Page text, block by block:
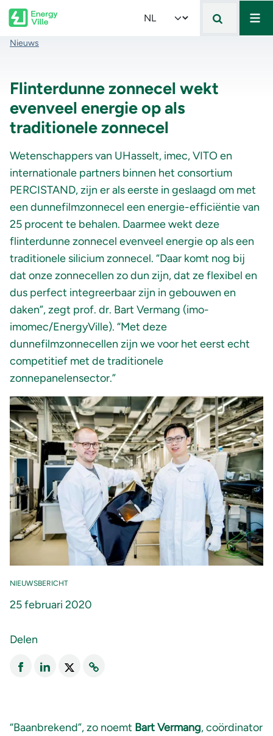
Skip to main content
Select your language
Kruimelpad
Nieuws
Flinterdunne zonnecel wekt
evenveel energie op als
traditionele zonnecel
Wetenschappers van UHasselt, imec, VITO en
internationale partners binnen het consortium
PERCISTAND, zijn er als eerste in geslaagd om met
een dunnefilmzonnecel een energie-efficiëntie van
25 procent te behalen. Daarmee wekt deze
flinterdunne zonnecel evenveel energie op als een
traditionele silicium zonnecel. “Daar komt nog bij
dat onze zonnecellen zo dun zijn, dat ze flexibel en
dus perfect integreerbaar zijn in gebouwen en
daken”, zegt prof. dr. Bart Vermang (imo-
imomec/EnergyVille). “Met deze
dunnefilmzonnecellen zijn we voor het eerst echt
competitief met de traditionele
zonnepanelensector.”
NIEUWSBERICHT
25 februari 2020
Delen
“Baanbrekend”, zo noemt Bart Vermang, coördinator